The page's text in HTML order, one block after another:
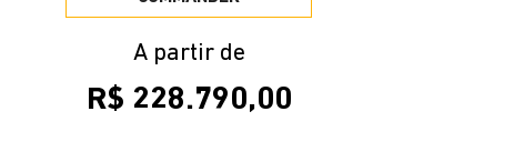
A partir de
R$ 228.790,00